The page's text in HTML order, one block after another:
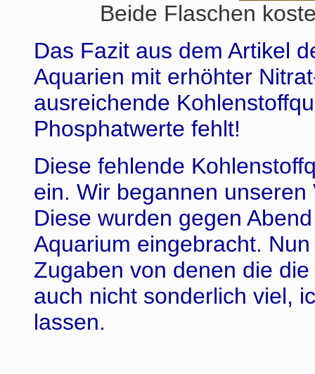
Beide Flaschen
Das Fazit aus dem Artikel
Aquarien mit erhöhter
ausreichende
Phosphatwerte fehlt!
Diese fehlende
ein. Wir begannen
Diese wurden gegen
Aquarium eingebracht.
Zugaben von denen die
auch nicht sonderlich viel,
lassen.